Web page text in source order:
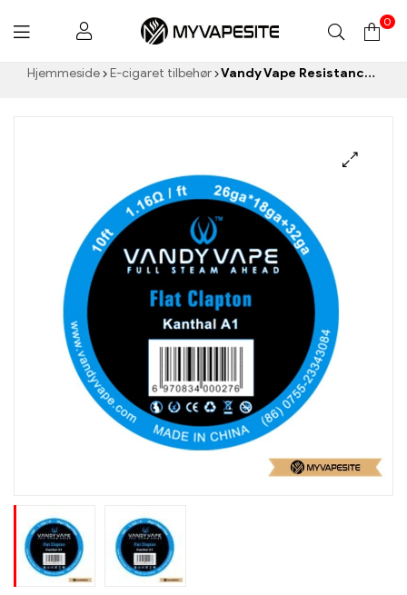
Myvapesite.de
0
Hjemmeside E-cigaret tilbehør Vandy Vape Resistance Wire Flad Clapton Kanthal A1 Vape Wire E-cigaretter Engros丨 Custom